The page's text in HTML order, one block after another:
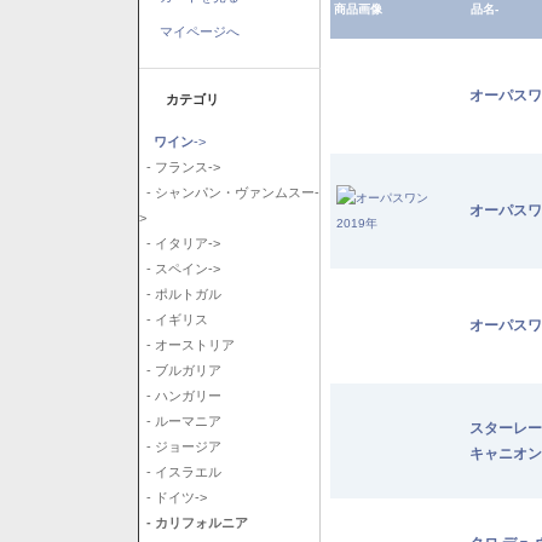
マイページへ
カテゴリ
ワイン->
- フランス->
- シャンパン・ヴァンムスー-
>
- イタリア->
- スペイン->
- ポルトガル
- イギリス
- オーストリア
- ブルガリア
- ハンガリー
- ルーマニア
- ジョージア
- イスラエル
- ドイツ->
- カリフォルニア
商品画像 品名-
オーパス
オーパス
オーパス
スターレ
キャニオ